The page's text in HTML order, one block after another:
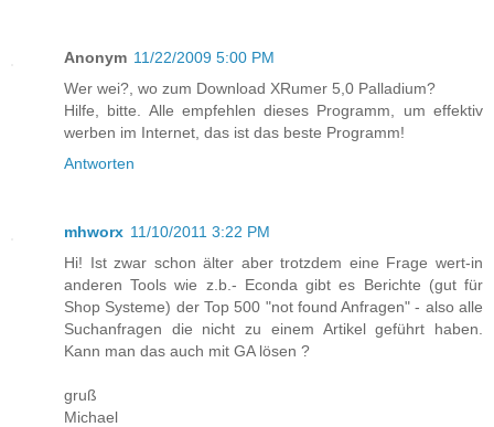
Anonym 11/22/2009 5:00 PM
Wer wei?, wo zum Download XRumer 5,0 Palladium?
Hilfe, bitte. Alle empfehlen dieses Programm, um effektiv
werben im Internet, das ist das beste Programm!
Antworten
mhworx 11/10/2011 3:22 PM
Hi! Ist zwar schon älter aber trotzdem eine Frage wert-in
anderen Tools wie z.b.- Econda gibt es Berichte (gut für
Shop Systeme) der Top 500 "not found Anfragen" - also alle
Suchanfragen die nicht zu einem Artikel geführt haben.
Kann man das auch mit GA lösen ?
gruß
Michael